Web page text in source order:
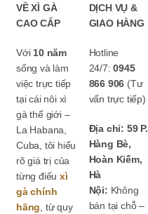
VỀ XÌ GÀ
CAO CẤP
Với 10 năm
sống và làm
việc trực tiếp
tại cái nôi xì
gà thế giới –
La Habana,
Cuba, tôi hiểu
rõ giá trị của
từng điếuxì
gà chính
hãng , từ quy
DỊCH VỤ &
GIAO HÀNG
Hotline
24/7:0945
866 906 (Tư
vấn trực tiếp)
Địa chỉ: 59 P.
Hàng Bè,
Hoàn Kiếm,
Hà
Nội: Không
bán tại chỗ –